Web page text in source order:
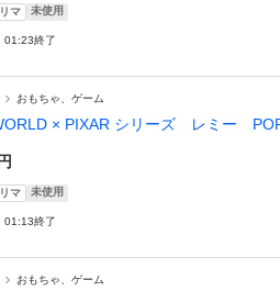
マ 未使用
01:23終了
おもちゃ、ゲーム
× PIXAR シリーズ レミー
円
マ 未使用
01:13終了
おもちゃ、ゲーム